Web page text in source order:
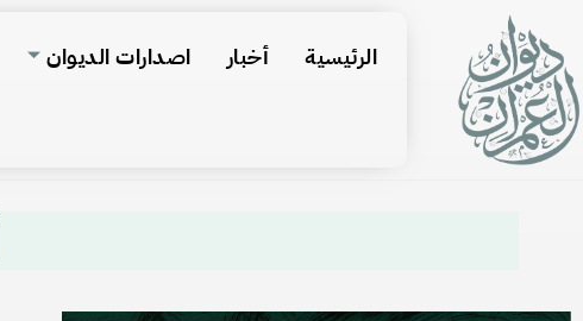
الرئيسية أخبار اصدارات الديوان